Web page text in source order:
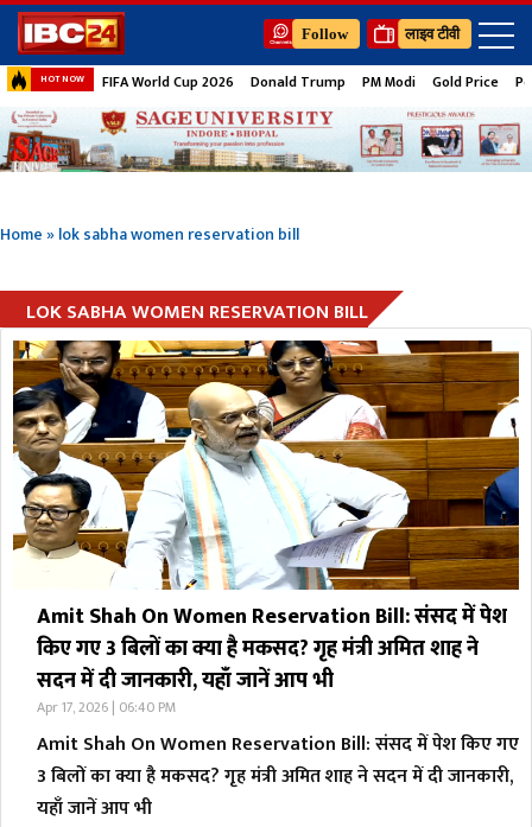
Follow लाइव टीवी
HOT NOW FIFA World Cup 2026 Donald Trump PM Modi Gold Price
Home»lok sabha women reservation bill
LOK SABHA WOMEN RESERVATION BILL
Amit Shah On Women Reservation Bill: संसद में पेश
किए गए 3 बिलों का क्या है मकसद? गृह मंत्री अमित शाह ने
सदन में दी जानकारी, यहाँ जानें आप भी
Apr 17, 2026 | 06:40 PM
Amit Shah On Women Reservation Bill: संसद में पेश किए गए
3 बिलों का क्या है मकसद? गृह मंत्री अमित शाह ने सदन में दी जानकारी,
यहाँ जानें आप भी